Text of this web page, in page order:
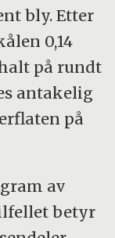
bly. Etter
0,14
på rundt
antakelig
på
av
betyr